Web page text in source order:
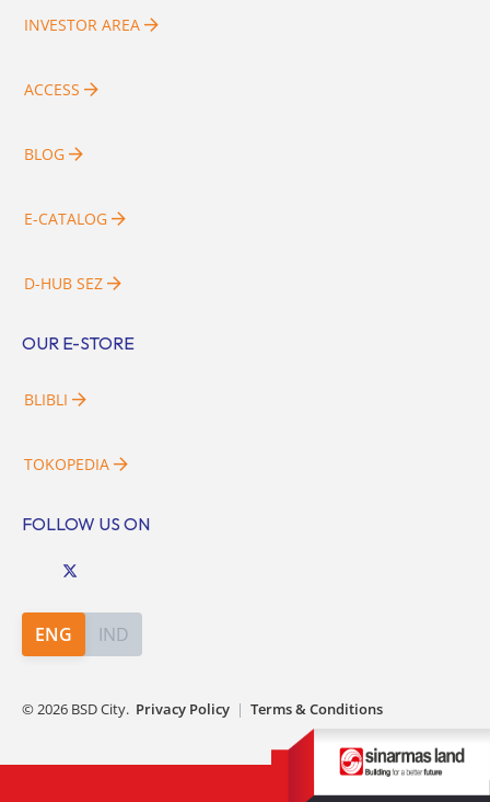
INVESTOR AREA
ACCESS
BLOG
E-CATALOG
D-HUB SEZ
OUR E-STORE
BLIBLI
TOKOPEDIA
FOLLOW US ON
ENG IND
©2026 BSD City. Privacy Policy | Terms & Conditions